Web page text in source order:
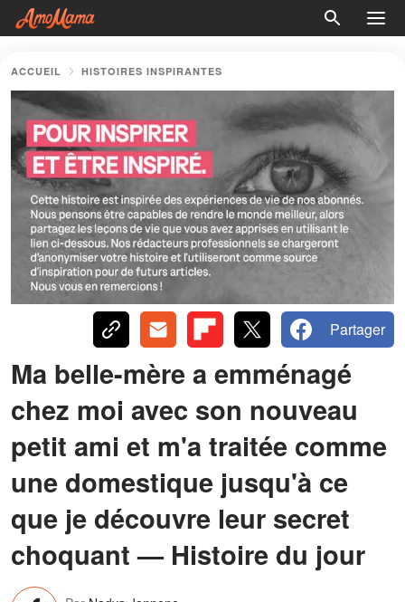
ACCUEIL HISTOIRES INSPIRANTES
Partager
Ma belle-mère a emménagé
chez moi avec son nouveau
petit ami et m'a traitée comme
une domestique jusqu'à ce
que je découvre leur secret
choquant — Histoire du jour